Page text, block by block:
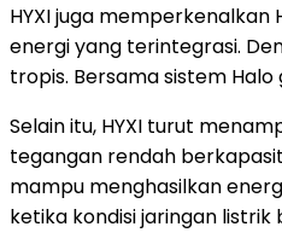
HYXI juga
energi yang terintegrasi.
tropis. Bersama sistem
Selain itu, HYXI turut
tegangan rendah
mampu menghasilkan
ketika kondisi jaringan